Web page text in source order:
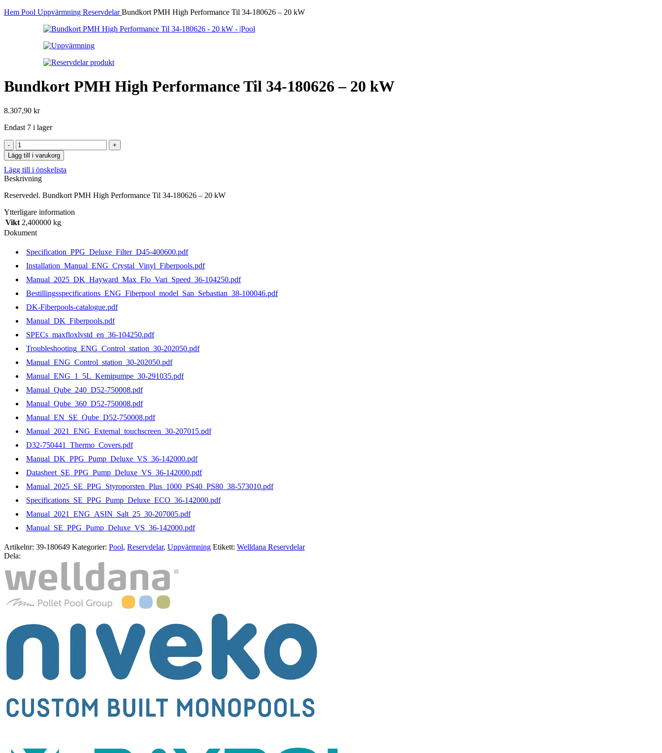
Hem Pool Uppvärmning ReservdelarBundkort PMH High Performance Til 34-180626 – 20 kW
Bundkort PMH High Performance Til 34-180626 – 20 kW
8.307,90 kr
Endast 7 i lager
Bundkort
PMH
High
Performance
Til
180626
20
kW
mängd
Lägg till i varukorg
Lägg till i önskelista
Beskrivning
Reservedel. Bundkort PMH High Performance Til 34-180626 – 20 kW
Ytterligare information
Vikt 2,400000 kg
Dokument
Specification_PPG_Deluxe_Filter_D45-400600.pdf
Installation_Manual_ENG_Crystal_Vinyl_Fiberpools.pdf
Manual_2025_DK_Hayward_Max_Flo_Vari_Speed_36-104250.pdf
Bestillingsspecifications_ENG_Fiberpool_model_San_Sebastian_38-100046.pdf
DK-Fiberpools-catalogue.pdf
Manual_DK_Fiberpools.pdf
SPECs_maxfloxlvstd_en_36-104250.pdf
Troubleshooting_ENG_Control_station_30-202050.pdf
Manual_ENG_Control_station_30-202050.pdf
Manual_ENG_1_5L_Kemipumpe_30-291035.pdf
Manual_Qube_240_D52-750008.pdf
Manual_Qube_360_D52-750008.pdf
Manual_EN_SE_Qube_D52-750008.pdf
Manual_2021_ENG_External_touchscreen_30-207015.pdf
D32-750441_Thermo_Covers.pdf
Manual_DK_PPG_Pump_Deluxe_VS_36-142000.pdf
Datasheet_SE_PPG_Pump_Deluxe_VS_36-142000.pdf
Manual_2025_SE_PPG_Styroporsten_Plus_1000_PS40_PS80_38-573010.pdf
Specifications_SE_PPG_Pump_Deluxe_ECO_36-142000.pdf
Manual_2021_ENG_ASIN_Salt_25_30-207005.pdf
Manual_SE_PPG_Pump_Deluxe_VS_36-142000.pdf
Artikelnr: 39-180649 Kategorier: Pool, Reservdelar, Uppvärmning Etikett: Welldana Reservdelar
Dela: